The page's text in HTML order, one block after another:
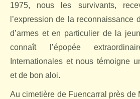
1975, nous les survivants,
l’expression de la reconnaissance
d’armes et en particulier de la
connaît l’épopée
Internationales et nous témoigne
et de bon aloi.
Au cimetière de Fuencarral près de